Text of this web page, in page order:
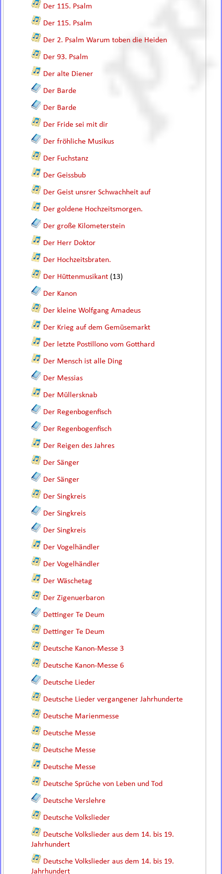
Der 115. Psalm
Der 115. Psalm
Der 2. Psalm Warum toben die Heiden
Der 93. Psalm
Der alte Diener
Der Barde
Der Barde
Der Fride sei mit dir
Der fröhliche Musikus
Der Fuchstanz
Der Geissbub
Der Geist unsrer Schwachheit auf
Der goldene Hochzeitsmorgen.
Der große Kilometerstein
Der Herr Doktor
Der Hochzeitsbraten.
Der Hüttenmusikant (13)
Der Kanon
Der kleine Wolfgang Amadeus
Der Krieg auf dem Gemüsemarkt
Der letzte Postillono vom Gotthard
Der Mensch ist alle Ding
Der Messias
Der Müllersknab
Der Regenbogenfisch
Der Regenbogenfisch
Der Reigen des Jahres
Der Sänger
Der Sänger
Der Singkreis
Der Singkreis
Der Singkreis
Der Vogelhändler
Der Vogelhändler
Der Wäschetag
Der Zigenuerbaron
Dettinger Te Deum
Dettinger Te Deum
Deutsche Kanon-Messe 3
Deutsche Kanon-Messe 6
Deutsche Lieder
Deutsche Lieder vergangener Jahrhunderte
Deutsche Marienmesse
Deutsche Messe
Deutsche Messe
Deutsche Messe
Deutsche Sprüche von Leben und Tod
Deutsche Verslehre
Deutsche Volkslieder
Deutsche Volkslieder aus dem 14. bis 19.
Jahrhundert
Deutsche Volkslieder aus dem 14. bis 19.
Jahrhundert